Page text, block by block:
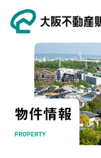
物件情報
PROPERTY